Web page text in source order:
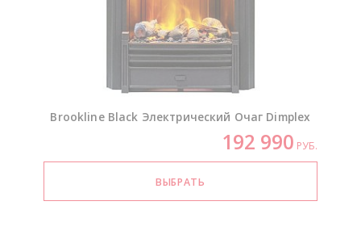
Brookline Black Электрический Очаг Dimplex
192 990 РУБ.